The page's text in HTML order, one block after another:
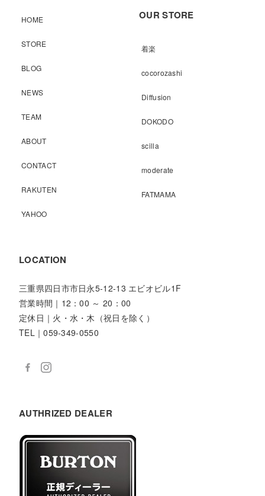
HOME
STORE
BLOG
NEWS
TEAM
ABOUT
CONTACT
RAKUTEN
YAHOO
OUR STORE
着楽
cocorozashi
Diffusion
DOKODO
scilla
moderate
FATMAMA
LOCATION
三重県四日市市日永5-12-13 エビオビル1F
営業時間｜12：00 ～ 20：00
定休日｜火・水・木（祝日を除く）
TEL｜059-349-0550
AUTHRIZED DEALER